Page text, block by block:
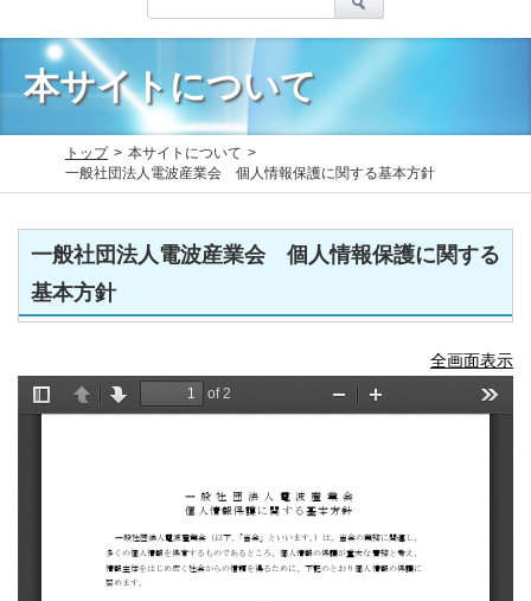
本サイトについて
トップ
本サイトについて
一般社団法人電波産業会 個人情報保護に関する基本方針
一般社団法人電波産業会 個人情報保護に関する
基本方針
全画面表示